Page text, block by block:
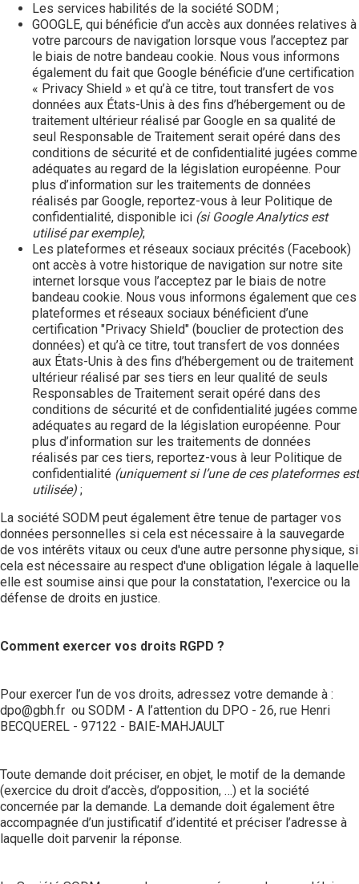
Les services habilités de la société SODM ;
GOOGLE, qui bénéficie d’un accès aux données relatives à
votre parcours de navigation lorsque vous l’acceptez par
le biais de notre bandeau cookie. Nous vous informons
également du fait que Google bénéficie d’une certification
« Privacy Shield » et qu’à ce titre, tout transfert de vos
données aux États-Unis à des fins d’hébergement ou de
traitement ultérieur réalisé par Google en sa qualité de
seul Responsable de Traitement serait opéré dans des
conditions de sécurité et de confidentialité jugées comme
adéquates au regard de la législation européenne. Pour
plus d’information sur les traitements de données
réalisés par Google, reportez-vous à leur Politique de
confidentialité, disponible ici (si Google Analytics est
utilisé par exemple);
Les plateformes et réseaux sociaux précités (Facebook)
ont accès à votre historique de navigation sur notre site
internet lorsque vous l’acceptez par le biais de notre
bandeau cookie. Nous vous informons également que ces
plateformes et réseaux sociaux bénéficient d’une
certification "Privacy Shield" (bouclier de protection des
données) et qu’à ce titre, tout transfert de vos données
aux États-Unis à des fins d’hébergement ou de traitement
ultérieur réalisé par ses tiers en leur qualité de seuls
Responsables de Traitement serait opéré dans des
conditions de sécurité et de confidentialité jugées comme
adéquates au regard de la législation européenne. Pour
plus d’information sur les traitements de données
réalisés par ces tiers, reportez-vous à leur Politique de
confidentialité (uniquement si l’une de ces plateformes est
utilisée) ;
La société SODM peut également être tenue de partager vos
données personnelles si cela est nécessaire à la sauvegarde
de vos intérêts vitaux ou ceux d'une autre personne physique, si
cela est nécessaire au respect d'une obligation légale à laquelle
elle est soumise ainsi que pour la constatation, l'exercice ou la
défense de droits en justice.
Comment exercer vos droits RGPD ?
Pour exercer l’un de vos droits, adressez votre demande à :
dpo@gbh.fr ou SODM - A l’attention du DPO - 26, rue Henri
BECQUEREL - 97122 - BAIE-MAHJAULT
Toute demande doit préciser, en objet, le motif de la demande
(exercice du droit d’accès, d’opposition, …) et la société
concernée par la demande. La demande doit également être
accompagnée d’un justificatif d’identité et préciser l’adresse à
laquelle doit parvenir la réponse.